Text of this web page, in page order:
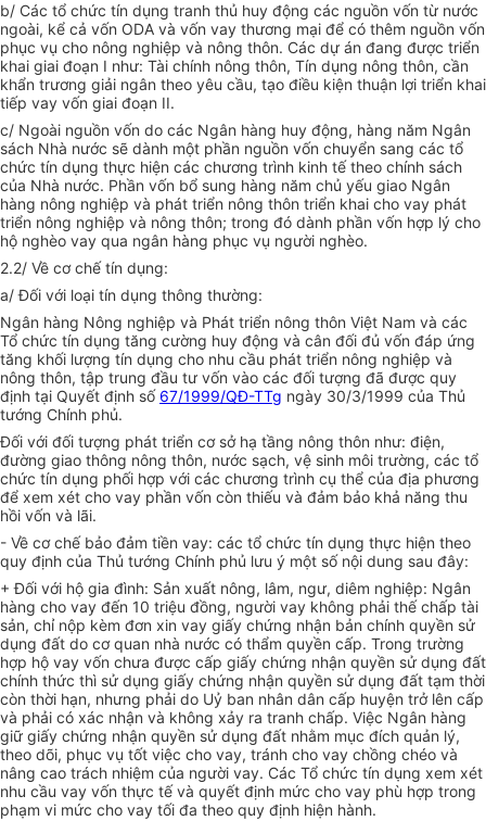
b/ Các tổ chức tín dụng tranh thủ huy động các nguồn vốn từ nước
ngoài, kể cả vốn ODA và vốn vay thương mại để có thêm nguồn vốn
phục vụ cho nông nghiệp và nông thôn. Các dự án đang được triển
khai giai đoạn I như: Tài chính nông thôn, Tín dụng nông thôn, cần
khẩn trương giải ngân theo yêu cầu, tạo điều kiện thuận lợi triển khai
tiếp vay vốn giai đoạn II.
c/ Ngoài nguồn vốn do các Ngân hàng huy động, hàng năm Ngân
sách Nhà nước sẽ dành một phần nguồn vốn chuyển sang các tổ
chức tín dụng thực hiện các chương trình kinh tế theo chính sách
của Nhà nước. Phần vốn bổ sung hàng năm chủ yếu giao Ngân
hàng nông nghiệp và phát triển nông thôn triển khai cho vay phát
triển nông nghiệp và nông thôn; trong đó dành phần vốn hợp lý cho
hộ nghèo vay qua ngân hàng phục vụ người nghèo.
2.2/ Về cơ chế tín dụng:
a/ Đối với loại tín dụng thông thường:
Ngân hàng Nông nghiệp và Phát triển nông thôn Việt Nam và các
Tổ chức tín dụng tăng cường huy động và cân đối đủ vốn đáp ứng
tăng khối lượng tín dụng cho nhu cầu phát triển nông nghiệp và
nông thôn, tập trung đầu tư vốn vào các đối tượng đã được quy
định tại Quyết định số 67/1999/QĐ-TTg ngày 30/3/1999 của Thủ
tướng Chính phủ.
Đối với đối tượng phát triển cơ sở hạ tầng nông thôn như: điện,
đường giao thông nông thôn, nước sạch, vệ sinh môi trường, các tổ
chức tín dụng phối hợp với các chương trình cụ thể của địa phương
để xem xét cho vay phần vốn còn thiếu và đảm bảo khả năng thu
hồi vốn và lãi.
- Về cơ chế bảo đảm tiền vay: các tổ chức tín dụng thực hiện theo
quy định của Thủ tướng Chính phủ lưu ý một số nội dung sau đây:
+ Đối với hộ gia đình: Sản xuất nông, lâm, ngư, diêm nghiệp: Ngân
hàng cho vay đến 10 triệu đồng, người vay không phải thế chấp tài
sản, chỉ nộp kèm đơn xin vay giấy chứng nhận bản chính quyền sử
dụng đất do cơ quan nhà nước có thẩm quyền cấp. Trong trường
hợp hộ vay vốn chưa được cấp giấy chứng nhận quyền sử dụng đất
chính thức thì sử dụng giấy chứng nhận quyền sử dụng đất tạm thời
còn thời hạn, nhưng phải do Uỷ ban nhân dân cấp huyện trở lên cấp
và phải có xác nhận và không xảy ra tranh chấp. Việc Ngân hàng
giữ giấy chứng nhận quyền sử dụng đất nhằm mục đích quản lý,
theo dõi, phục vụ tốt việc cho vay, tránh cho vay chồng chéo và
nâng cao trách nhiệm của người vay. Các Tổ chức tín dụng xem xét
nhu cầu vay vốn thực tế và quyết định mức cho vay phù hợp trong
phạm vi mức cho vay tối đa theo quy định hiện hành.